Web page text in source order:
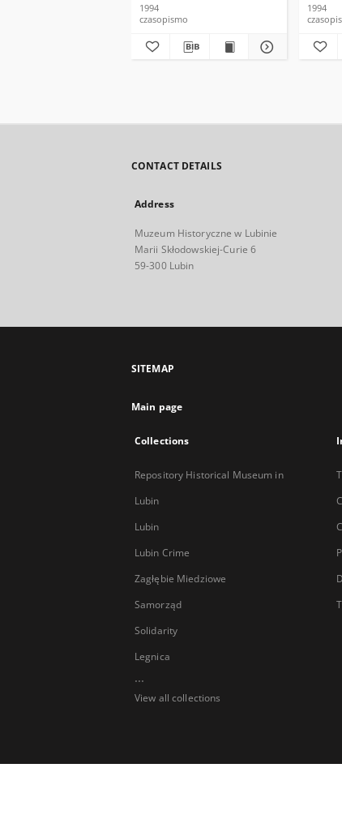
1994
czasopismo
1994
CONTACT DETAILS
Address
Muzeum Historyczne w Lubinie
Marii Skłodowskiej-Curie 6
59-300 Lubin
SITEMAP
Main page
Collections
Repository Historical Museum in
Lubin
Lubin
Lubin Crime
Zagłębie Miedziowe
Samorząd
Solidarity
Legnica
...
View all collections